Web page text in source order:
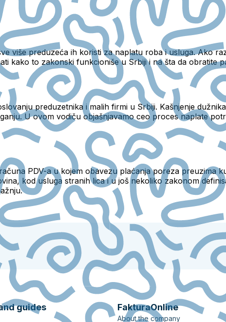
više preduzeća ih koristi za naplatu roba i usluga. Ako
kako to zakonski funkcioniše u Srbiji i na šta da obratite
preduzetnika i malih firmi u Srbiji. Kašnjenje
U ovom vodiču objašnjavamo ceo proces naplate
PDV-a u kojem obavezu plaćanja poreza preuzima
kod usluga stranih lica i u još nekoliko zakonom
guides FakturaOnline
About the company